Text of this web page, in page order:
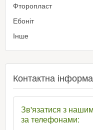
Фторопласт
Ебоніт
Інше
Контактна
Зв'язатися з
за телефонами: